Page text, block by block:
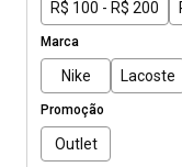
R$ 100 - R$ 200
Marca
Nike Lacoste
Promoção
Outlet